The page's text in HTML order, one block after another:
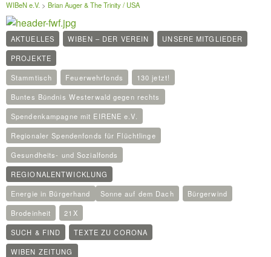
WIBeN e.V. > Brian Auger & The Trinity / USA
AKTUELLES WIBEN – DER VEREIN
UNSERE MITGLIEDER
PROJEKTE
Stammtisch
Feuerwehrfonds
130 jetzt!
Buntes Bündnis Westerwald gegen rechts
Spendenkampagne mit EIRENE e.V.
Regionaler Spendenfonds für Flüchtlinge
Gesundheits- und Sozialfonds
REGIONALENTWICKLUNG
Energie in Bürgerhand
Sonne auf dem Dach
Bürgerwind
Brodeinheit
21X
SUCH & FIND
TEXTE ZU CORONA
WIBEN ZEITUNG